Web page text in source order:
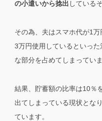
の小遣いから捻出 している
その為、夫はスマホ代が1
3万円使用しているといっ
な部分を占めてしまっていま
結果、貯蓄額の比率は10％
出てしまっている現状とな
ています。